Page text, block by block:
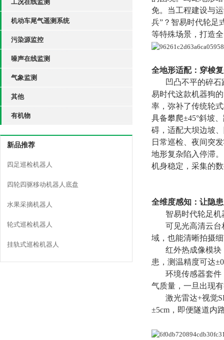
工况在线监测
机动车尾气遥测系统
污染源监控
噪声在线监测
气象监测
其他
有机物
新品推荐
四足巡检机器人
四轮四驱移动机器人底盘
水果采摘机器人
轮式巡检机器人
挂轨式巡检机器人
免。当工程建设与
兵”？智易时代轮足
等特殊场景，打造
全地形适配：穿梭
凹凸不平的碎
易时代这款机器狗
率，弥补了传统轮
具备攀爬±45°斜坡
碍，适配大坝边坡
日常巡检、夜间突
地形复杂陷入停滞
机身稳定，采集的
全维度感知：让隐
智易时代轮足
可见光高清云台
域，也能清晰拍摄
红外热成像模
患，测温精度可达
环境传感器套
气质量，一旦出现
激光雷达+视觉
±5cm，即便隧道内